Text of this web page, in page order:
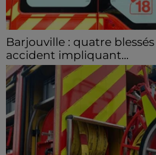
Barjouville : quatre
accident impliquant...
La circulation a été fortement
après-midi sur la D910 à
suite d'une collision entre trois